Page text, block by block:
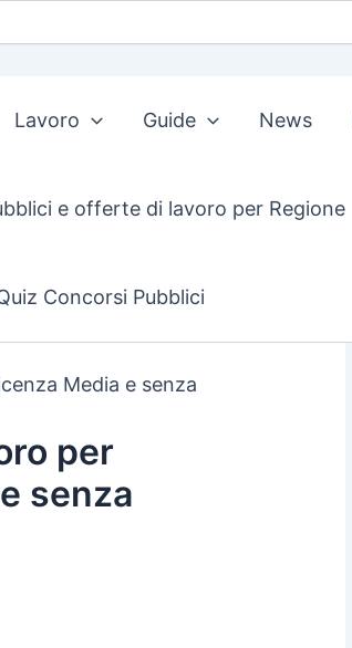
Lavoro Guide News
e offerte di lavoro per Regione
Concorsi Pubblici
Media e senza
per
senza